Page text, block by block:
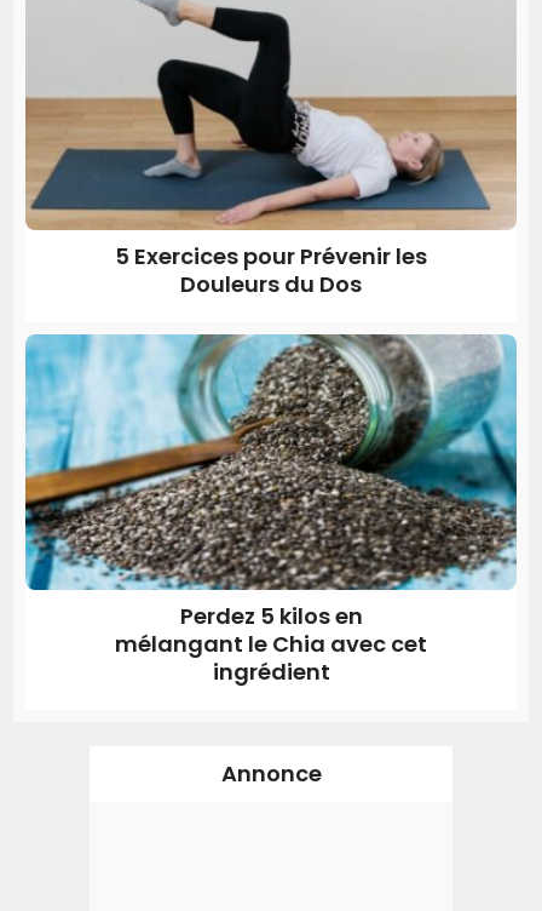
5 Exercices pour Prévenir les
Douleurs du Dos
Perdez 5 kilos en
mélangant le Chia avec cet
ingrédient
Annonce